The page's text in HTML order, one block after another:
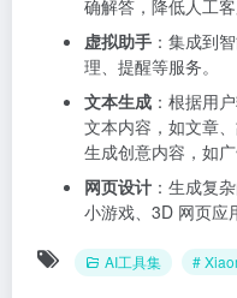
确解答，降低人工客
虚拟助手 ：集成到
理、提醒等服务。
文本生成 ：根据用
文本内容，如文章
生成创意内容，如
网页设计 ：生成复
小游戏、3D 网页应
AI工具集 #